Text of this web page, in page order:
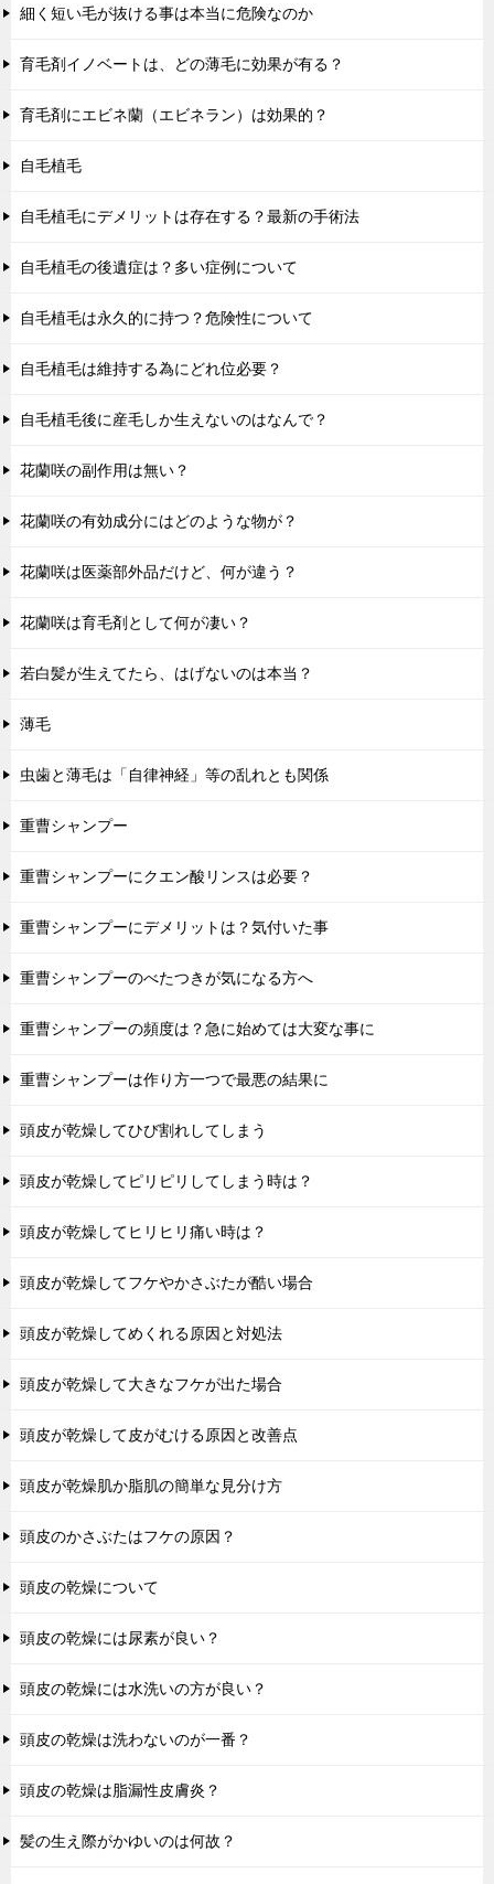
細く短い毛が抜ける事は本当に危険なのか
育毛剤イノベートは、どの薄毛に効果が有る？
育毛剤にエビネ蘭（エビネラン）は効果的？
自毛植毛
自毛植毛にデメリットは存在する？最新の手術法
自毛植毛の後遺症は？多い症例について
自毛植毛は永久的に持つ？危険性について
自毛植毛は維持する為にどれ位必要？
自毛植毛後に産毛しか生えないのはなんで？
花蘭咲の副作用は無い？
花蘭咲の有効成分にはどのような物が？
花蘭咲は医薬部外品だけど、何が違う？
花蘭咲は育毛剤として何が凄い？
若白髪が生えてたら、はげないのは本当？
薄毛
虫歯と薄毛は「自律神経」等の乱れとも関係
重曹シャンプー
重曹シャンプーにクエン酸リンスは必要？
重曹シャンプーにデメリットは？気付いた事
重曹シャンプーのべたつきが気になる方へ
重曹シャンプーの頻度は？急に始めては大変な事に
重曹シャンプーは作り方一つで最悪の結果に
頭皮が乾燥してひび割れしてしまう
頭皮が乾燥してピリピリしてしまう時は？
頭皮が乾燥してヒリヒリ痛い時は？
頭皮が乾燥してフケやかさぶたが酷い場合
頭皮が乾燥してめくれる原因と対処法
頭皮が乾燥して大きなフケが出た場合
頭皮が乾燥して皮がむける原因と改善点
頭皮が乾燥肌か脂肌の簡単な見分け方
頭皮のかさぶたはフケの原因？
頭皮の乾燥について
頭皮の乾燥には尿素が良い？
頭皮の乾燥には水洗いの方が良い？
頭皮の乾燥は洗わないのが一番？
頭皮の乾燥は脂漏性皮膚炎？
髪の生え際がかゆいのは何故？